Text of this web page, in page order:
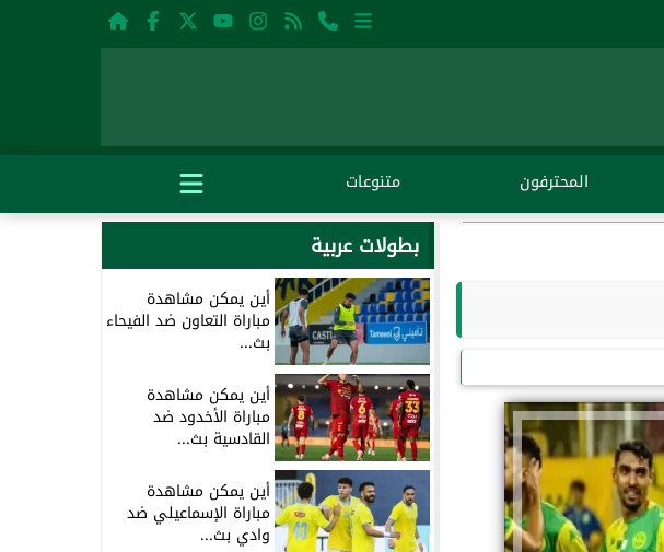
المحترفون متنوعات
بطولات عربية
أين يمكن مشاهدة
مباراة التعاون ضد الفيحاء
بث...
أين يمكن مشاهدة
مباراة الأخدود ضد
القادسية بث...
أين يمكن مشاهدة
مباراة الإسماعيلي ضد
وادي بث...